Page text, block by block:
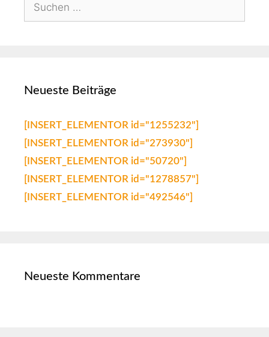
Neueste Beiträge
[INSERT_ELEMENTOR id="1255232"]
[INSERT_ELEMENTOR id="273930"]
[INSERT_ELEMENTOR id="50720"]
[INSERT_ELEMENTOR id="1278857"]
[INSERT_ELEMENTOR id="492546"]
Neueste Kommentare